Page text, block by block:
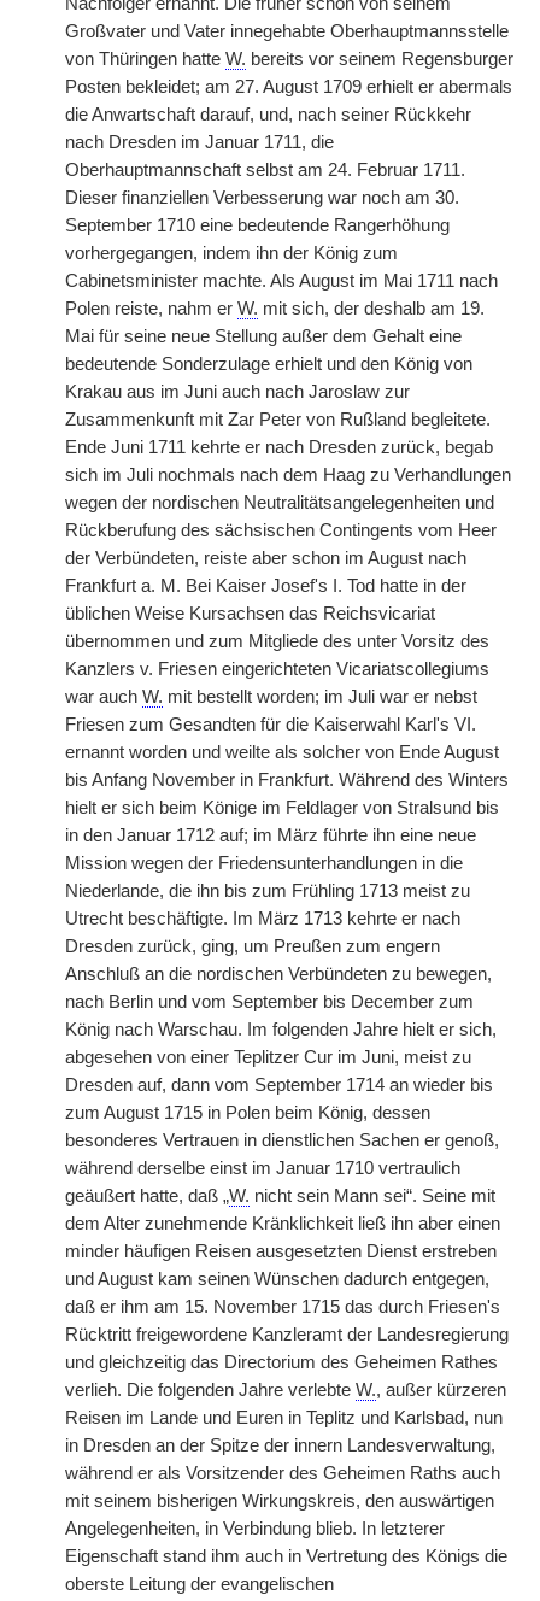
Großvater und Vater innegehabte Oberhauptmannsstelle
von Thüringen hatte W. bereits vor seinem Regensburger
Posten bekleidet; am 27. August 1709 erhielt er abermals
die Anwartschaft darauf, und, nach seiner Rückkehr
nach Dresden im Januar 1711, die
Oberhauptmannschaft selbst am 24. Februar 1711.
Dieser finanziellen Verbesserung war noch am 30.
September 1710 eine bedeutende Rangerhöhung
vorhergegangen, indem ihn der König zum
Cabinetsminister machte. Als August im Mai 1711 nach
Polen reiste, nahm er W. mit sich, der deshalb am 19.
Mai für seine neue Stellung außer dem Gehalt eine
bedeutende Sonderzulage erhielt und den König von
Krakau aus im Juni auch nach Jaroslaw zur
Zusammenkunft mit Zar Peter von Rußland begleitete.
Ende Juni 1711 kehrte er nach Dresden zurück, begab
sich im Juli nochmals nach dem Haag zu Verhandlungen
wegen der nordischen Neutralitätsangelegenheiten und
Rückberufung des sächsischen Contingents vom Heer
der Verbündeten, reiste aber schon im August nach
Frankfurt a. M. Bei Kaiser Josef's I. Tod hatte in der
üblichen Weise Kursachsen das Reichsvicariat
übernommen und zum Mitgliede des unter Vorsitz des
Kanzlers v. Friesen eingerichteten Vicariatscollegiums
war auch W. mit bestellt worden; im Juli war er nebst
Friesen zum Gesandten für die Kaiserwahl Karl's VI.
ernannt worden und weilte als solcher von Ende August
bis Anfang November in Frankfurt. Während des Winters
hielt er sich beim Könige im Feldlager von Stralsund bis
in den Januar 1712 auf; im März führte ihn eine neue
Mission wegen der Friedensunterhandlungen in die
Niederlande, die ihn bis zum Frühling 1713 meist zu
Utrecht beschäftigte. Im März 1713 kehrte er nach
Dresden zurück, ging, um Preußen zum engern
Anschluß an die nordischen Verbündeten zu bewegen,
nach Berlin und vom September bis December zum
König nach Warschau. Im folgenden Jahre hielt er sich,
abgesehen von einer Teplitzer Cur im Juni, meist zu
Dresden auf, dann vom September 1714 an wieder bis
zum August 1715 in Polen beim König, dessen
besonderes Vertrauen in dienstlichen Sachen er genoß,
während derselbe einst im Januar 1710 vertraulich
geäußert hatte, daß „W. nicht sein Mann sei“. Seine mit
dem Alter zunehmende Kränklichkeit ließ ihn aber einen
minder häufigen Reisen ausgesetzten Dienst erstreben
und August kam seinen Wünschen dadurch entgegen,
daß er ihm am 15. November 1715 das durch Friesen's
Rücktritt freigewordene Kanzleramt der Landesregierung
und gleichzeitig das Directorium des Geheimen Rathes
verlieh. Die folgenden Jahre verlebte W., außer kürzeren
Reisen im Lande und Euren in Teplitz und Karlsbad, nun
in Dresden an der Spitze der innern Landesverwaltung,
während er als Vorsitzender des Geheimen Raths auch
mit seinem bisherigen Wirkungskreis, den auswärtigen
Angelegenheiten, in Verbindung blieb. In letzterer
Eigenschaft stand ihm auch in Vertretung des Königs die
oberste Leitung der evangelischen